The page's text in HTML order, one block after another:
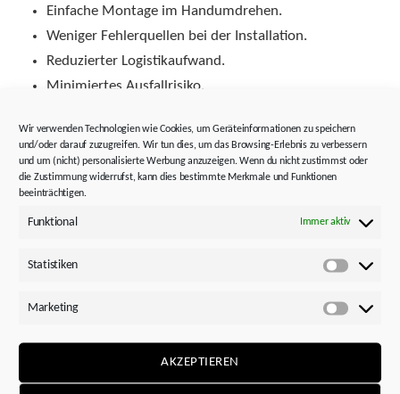
Wir verwenden Technologien wie Cookies, um Geräteinformationen zu speichern
und/oder darauf zuzugreifen. Wir tun dies, um das Browsing-Erlebnis zu verbessern
und um (nicht) personalisierte Werbung anzuzeigen. Wenn du nicht zustimmst oder
die Zustimmung widerrufst, kann dies bestimmte Merkmale und Funktionen
beeinträchtigen.
Funktional Immer aktiv
Statistiken
Marketing
AKZEPTIEREN
Einfache Montage im Handumdrehen.
Weniger Fehlerquellen bei der Installation.
Reduzierter Logistikaufwand.
Minimiertes Ausfallrisiko.
Signifikant reduzierte Material- und
Installationskosten.